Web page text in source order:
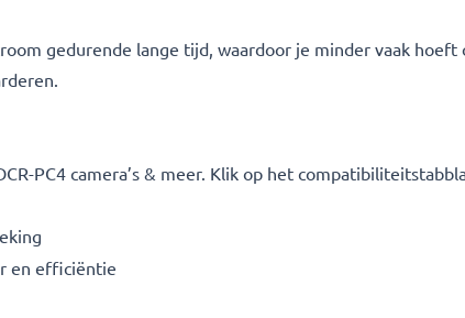
gedurende lange tijd, waardoor je minder vaak hoeft
PC4 camera’s & meer. Klik op het
en efficiëntie